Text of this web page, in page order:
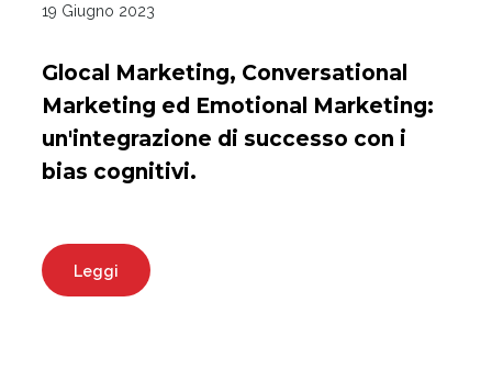
19 Giugno 2023
Glocal Marketing, Conversational
Marketing ed Emotional Marketing:
un'integrazione di successo con i
bias cognitivi.
Leggi